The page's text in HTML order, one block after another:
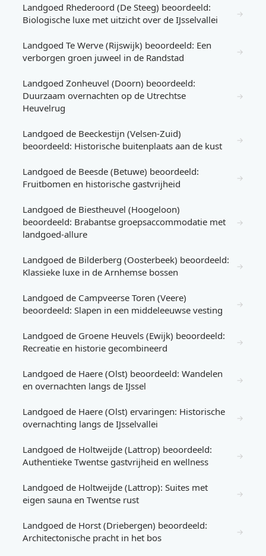
Landgoed Rhederoord (De Steeg) beoordeeld:
Biologische luxe met uitzicht over de IJsselvallei
→
Landgoed Te Werve (Rijswijk) beoordeeld: Een
verborgen groen juweel in de Randstad
→
Landgoed Zonheuvel (Doorn) beoordeeld:
Duurzaam overnachten op de Utrechtse
Heuvelrug
→
Landgoed de Beeckestijn (Velsen-Zuid)
beoordeeld: Historische buitenplaats aan de kust
→
Landgoed de Beesde (Betuwe) beoordeeld:
Fruitbomen en historische gastvrijheid
→
Landgoed de Biestheuvel (Hoogeloon)
beoordeeld: Brabantse groepsaccommodatie met
landgoed-allure
→
Landgoed de Bilderberg (Oosterbeek) beoordeeld:
Klassieke luxe in de Arnhemse bossen
→
Landgoed de Campveerse Toren (Veere)
beoordeeld: Slapen in een middeleeuwse vesting
→
Landgoed de Groene Heuvels (Ewijk) beoordeeld:
Recreatie en historie gecombineerd
→
Landgoed de Haere (Olst) beoordeeld: Wandelen
en overnachten langs de IJssel
→
Landgoed de Haere (Olst) ervaringen: Historische
overnachting langs de IJsselvallei
→
Landgoed de Holtweijde (Lattrop) beoordeeld:
Authentieke Twentse gastvrijheid en wellness
→
Landgoed de Holtweijde (Lattrop): Suites met
eigen sauna en Twentse rust
→
Landgoed de Horst (Driebergen) beoordeeld:
Architectonische pracht in het bos
→